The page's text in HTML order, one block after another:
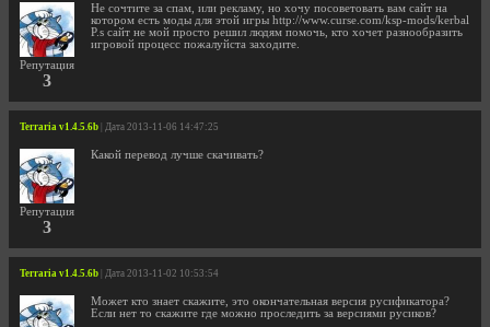
Репутация
3
Не сочтите за спам, или рекламу, но хочу посоветовать вам сайт на
котором есть моды для этой игры http://www.curse.com/ksp-mods/kerbal
P.s сайт не мой просто решил людям помочь, кто хочет разнообразить
игровой процесс пожалуйста заходите.
Terraria v1.4.5.6b | Дата 2013-11-06 14:47:25
Репутация
3
Какой перевод лучше скачивать?
Terraria v1.4.5.6b | Дата 2013-11-02 10:53:54
Может кто знает скажите, это окончательная версия русификатора?
Если нет то скажите где можно проследить за версиями русиков?